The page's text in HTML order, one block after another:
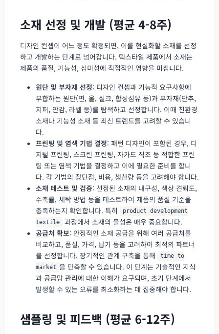
소재 선정 및 개발 (평균 4-8주)
디자인 컨셉이 어느 정도 확정되면, 이를 현실화할 소재를 선정
하고 개발하는 단계로 넘어갑니다. 텍스타일 제품에서 소재는
제품의 품질, 기능성, 심미성에 직접적인 영향을 미칩니다.
원단 및 부자재 선정: 디자인 컨셉과 기능적 요구사항에
부합하는 원단(면, 울, 실크, 합성섬유 등)과 부자재(단추,
지퍼, 안감, 라벨 등)를 탐색하고 선정합니다. 이때 친환경
소재나 기능성 소재 등 최신 트렌드를 고려할 수 있습니
다.
프린팅 및 염색 기법 결정: 패턴 디자인이 포함된 경우, 디
지털 프린팅, 스크린 프린팅, 자카드 직조 등 적합한 프린
팅 또는 염색 기법을 결정하고 이에 필요한 준비를 합니
다. 각 기법의 장단점, 비용, 생산량 등을 고려해야 합니다.
소재 테스트 및 검증: 선정된 소재의 내구성, 색상 견뢰도,
수축률, 세탁 방법 등을 테스트하여 제품의 품질 기준을
충족하는지 확인합니다. 특히
product development
textile
과정에서 소재의 물성은 매우 중요합니다.
공급처 확보: 안정적인 소재 공급을 위해 여러 공급처를
비교하고, 품질, 가격, 납기 등을 고려하여 최적의 파트너
를 선정합니다. 장기적인 관계 구축을 통해
time to
market 을 단축할 수 있습니다. 이 단계는 기술적인 지식
과 공급망 관리에 대한 이해가 요구되며, 초기 단계에서
발생할 수 있는 오류를 최소화하는 데 집중해야 합니다.
샘플링 및 피드백 (평균 6-12주)